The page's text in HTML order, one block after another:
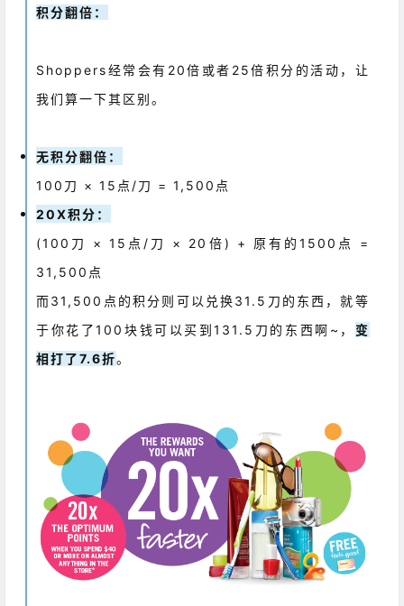
积分翻倍：
Shoppers经常会有20倍或者25倍积分的活动，让
我们算一下其区别。
无积分翻倍：
100刀 × 15点/刀 = 1,500点
20X积分：
(100刀 × 15点/刀 × 20倍) + 原有的1500点 =
31,500点
而31,500点的积分则可以兑换31.5刀的东西，就等
于你花了100块钱可以买到131.5刀的东西啊~， 变
相打了7.6折。